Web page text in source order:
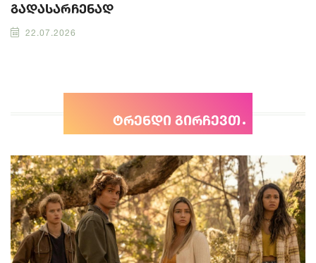
გადასარჩენად
22.07.2026
ტრენდი გირჩევთ